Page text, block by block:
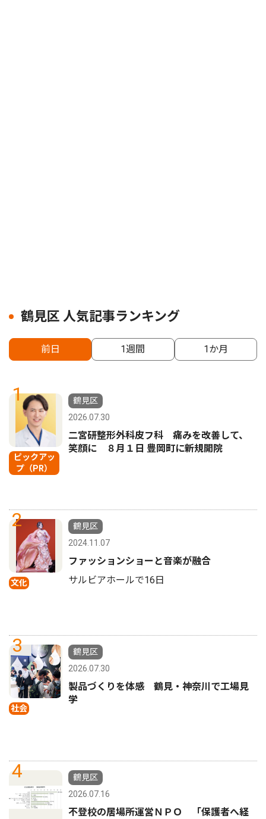
鶴見区 人気記事ランキング
前日 1週間 1か月
1
ピックアッ
プ（PR）
鶴見区
2026.07.30
二宮研整形外科皮フ科 痛みを改善して、
笑顔に ８月１日 豊岡町に新規開院
2
文化
鶴見区
2024.11.07
ファッションショーと音楽が融合
サルビアホールで16日
3
社会
鶴見区
2026.07.30
製品づくりを体感 鶴見・神奈川で工場見
学
4
鶴見区
2026.07.16
不登校の居場所運営ＮＰＯ 「保護者へ経